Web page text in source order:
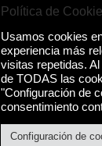
Política de
Usamos cookies
experiencia más
visitas repetidas.
de TODAS las
"Configuración de
consentimiento
Configuración de